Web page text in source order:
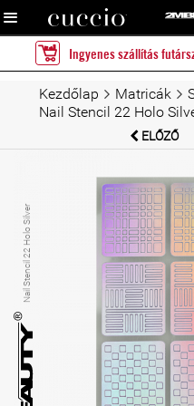
Ingyenes szállítás
Kezdőlap Matricák
Nail Stencil 22 Holo
ELŐZŐ
Nail Stencil 22 Holo Silver